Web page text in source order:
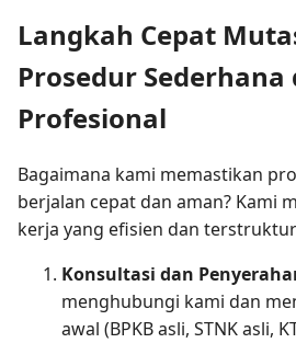
Langkah Cepat
Prosedur Sederhana
Profesional
Bagaimana kami memastikan
berjalan cepat dan aman? Kami
kerja yang efisien dan
Konsultasi dan
menghubungi kami dan
awal (BPKB asli, STNK asli,